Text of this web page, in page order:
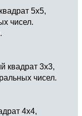
5x5,
чисел.
квадрат 3x3,
чисел.
4x4,